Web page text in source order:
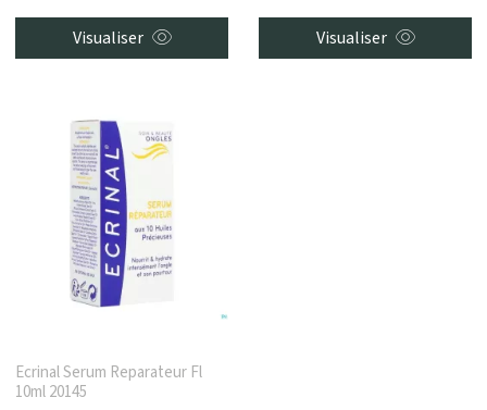
Visualiser Visualiser
Ecrinal Serum Reparateur Fl
10ml 20145